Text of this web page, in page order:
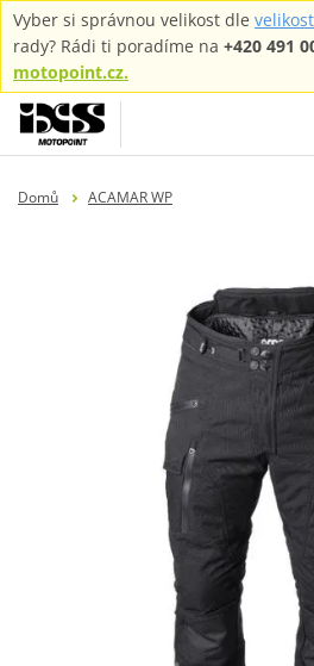
Vyber si správnou velikost dle
rady? Rádi ti poradíme na +420 491
motopoint.cz.
Domů
ACAMAR WP